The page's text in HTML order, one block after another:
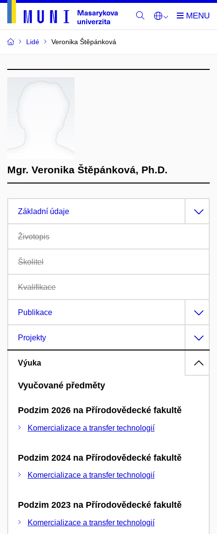
Lidé Veronika Štěpánková
Mgr. Veronika Štěpánková, Ph.D.
Základní údaje
Životopis
Školitel
Kvalifikace
Publikace
Projekty
Výuka
Vyučované předměty
Podzim 2026 na Přírodovědecké fakultě
Komercializace a transfer technologií
Podzim 2024 na Přírodovědecké fakultě
Komercializace a transfer technologií
Podzim 2023 na Přírodovědecké fakultě
Komercializace a transfer technologií